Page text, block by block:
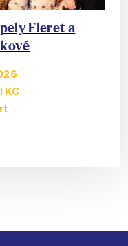
Fleret a
KC